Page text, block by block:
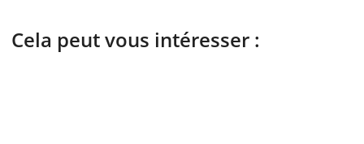
Cela peut vous intéresser :